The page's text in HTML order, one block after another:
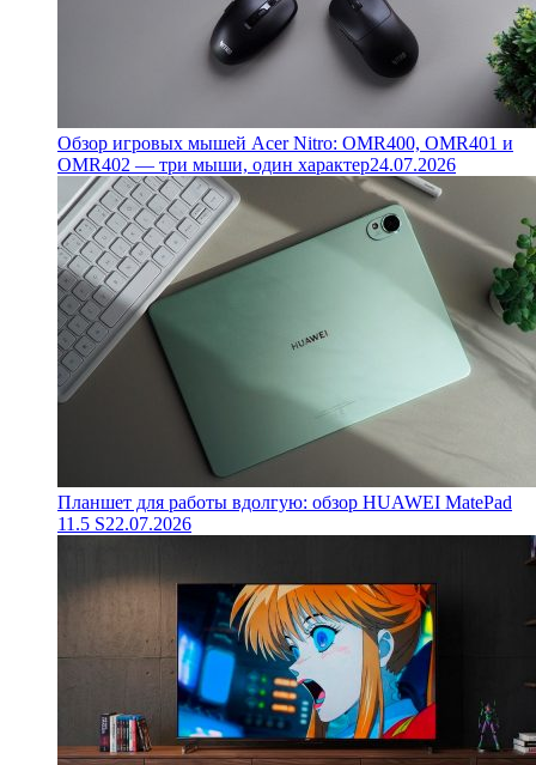
Обзор игровых мышей Acer Nitro: OMR400, OMR401 и
OMR402 — три мыши, один характер24.07.2026
Планшет для работы вдолгую: обзор HUAWEI MatePad
11.5 S22.07.2026